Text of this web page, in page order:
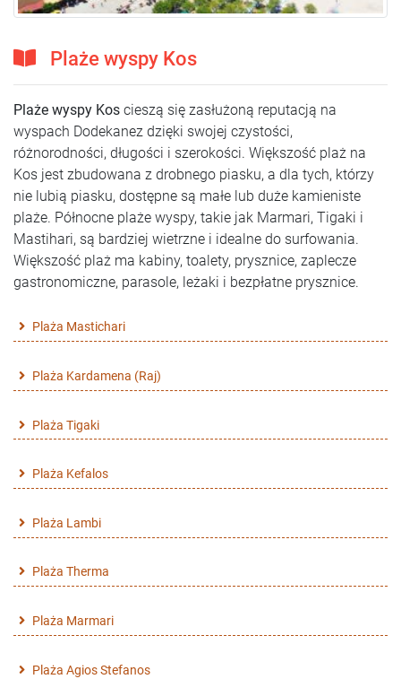
Plaże wyspy Kos
Plaże wyspy Kos cieszą się zasłużoną reputacją na
wyspach Dodekanez dzięki swojej czystości,
różnorodności, długości i szerokości. Większość plaż na
Kos jest zbudowana z drobnego piasku, a dla tych, którzy
nie lubią piasku, dostępne są małe lub duże kamieniste
plaże. Północne plaże wyspy, takie jak Marmari, Tigaki i
Mastihari, są bardziej wietrzne i idealne do surfowania.
Większość plaż ma kabiny, toalety, prysznice, zaplecze
gastronomiczne, parasole, leżaki i bezpłatne prysznice.
Plaża Mastichari
Plaża Kardamena (Raj)
Plaża Tigaki
Plaża Kefalos
Plaża Lambi
Plaża Therma
Plaża Marmari
Plaża Agios Stefanos